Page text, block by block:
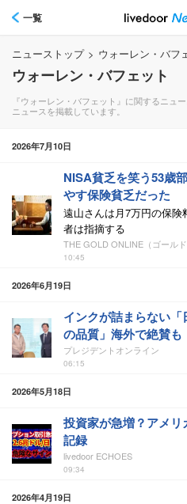
一覧
ニューストップ > ウォーレン・バフ
ウォーレン・バフェット
『ウォーレン・バフェット』に関するニュ
ニュースを掲載しています。
2026年7月10日
NISA貧乏を笑う53歳
やす保険貧乏だった
遠山さんは月7万円の保
者は指摘する
THE GOLD ONLINE（ゴールド
10:45
2026年6月19日
インクが詰まらない
の品質」海外で絶賛も
プレジデントオンライン
06:15
2026年5月18日
投資家が急増？アメ
記録
livedoor ECHOES
09:34
2026年4月19日